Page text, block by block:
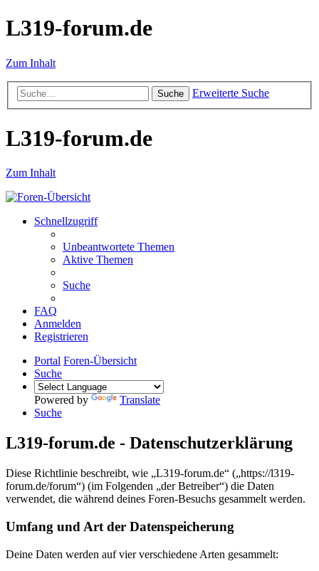
L319-forum.de
Zum Inhalt
Suche Erweiterte Suche
L319-forum.de
Zum Inhalt
Schnellzugriff
Unbeantwortete Themen
Aktive Themen
Suche
FAQ
Anmelden
Registrieren
Portal Foren-Übersicht
Suche
Powered by
Translate
Suche
L319-forum.de - Datenschutzerklärung
Diese Richtlinie beschreibt, wie „L319-forum.de“ („https://l319-
forum.de/forum“) (im Folgenden „der Betreiber“) die Daten
verwendet, die während deines Foren-Besuchs gesammelt werden.
Umfang und Art der Datenspeicherung
Deine Daten werden auf vier verschiedene Arten gesammelt: